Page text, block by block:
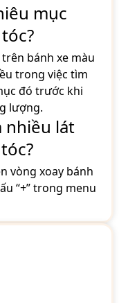
mục
bánh xe màu
trong việc tìm
đó trước khi
lượng.
nhiều lát
vòng xoay bánh
“+” trong menu